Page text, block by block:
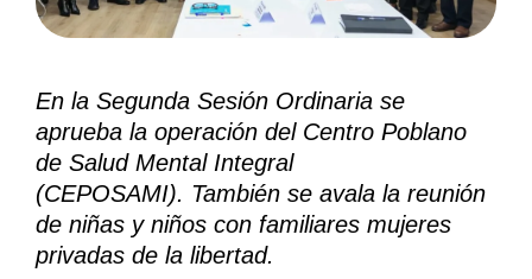
En la Segunda Sesión Ordinaria se
aprueba la operación del Centro Poblano
de Salud Mental Integral
(CEPOSAMI). También se avala la reunión
de niñas y niños con familiares mujeres
privadas de la libertad.